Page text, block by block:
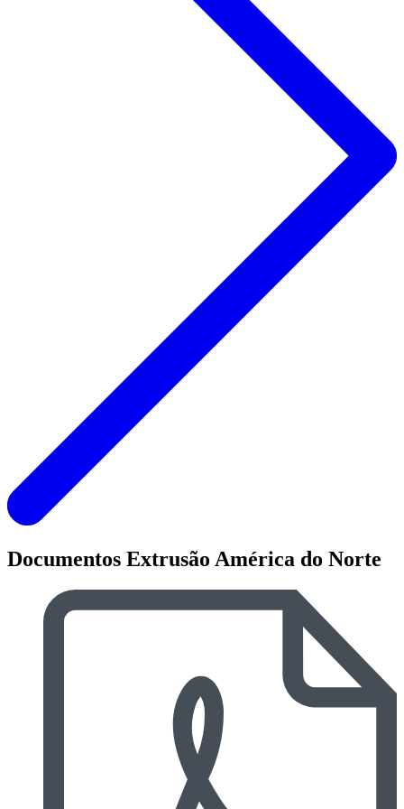
Documentos Extrusão América do Norte